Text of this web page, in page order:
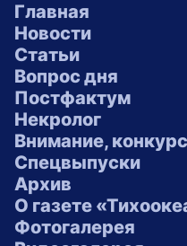
Главная
Новости
Статьи
Вопрос дня
Постфактум
Некролог
Внимание, конкурс
Спецвыпуски
Архив
О газете
Фотогалерея